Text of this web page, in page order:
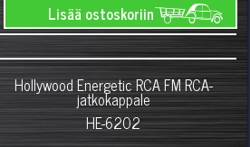
Lisää ostoskoriin
Hollywood Energetic RCA FM RCA-
jatkokappale
HE-6202